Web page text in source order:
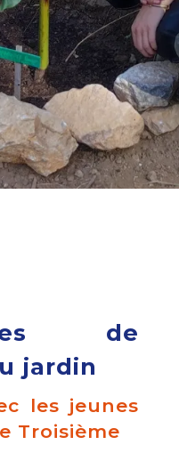
de
jardin
les jeunes
Troisième